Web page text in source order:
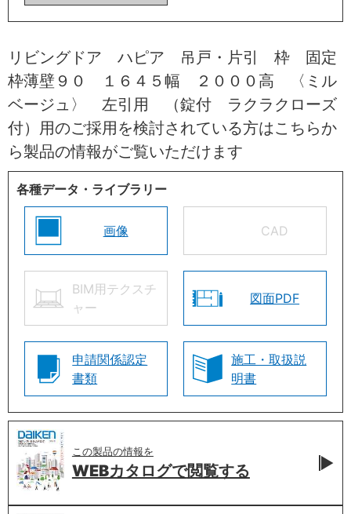
リビングドア ハピア 吊戸・片引 枠 固定
枠薄壁９０ １６４５幅 ２０００高 〈ミル
ベージュ〉 左引用 （錠付 ラクラクローズ
付）用のご採用を検討されている方はこちらか
ら製品の情報がご覧いただけます
各種データ・ライブラリー
画像 CAD
BIM用テクスチ
ャー
図面PDF
申請関係認定
書類
施工・取扱説
明書
この製品の情報を
WEBカタログで閲覧する